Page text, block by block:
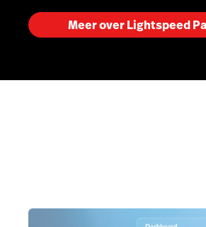
Meer over Lightspeed